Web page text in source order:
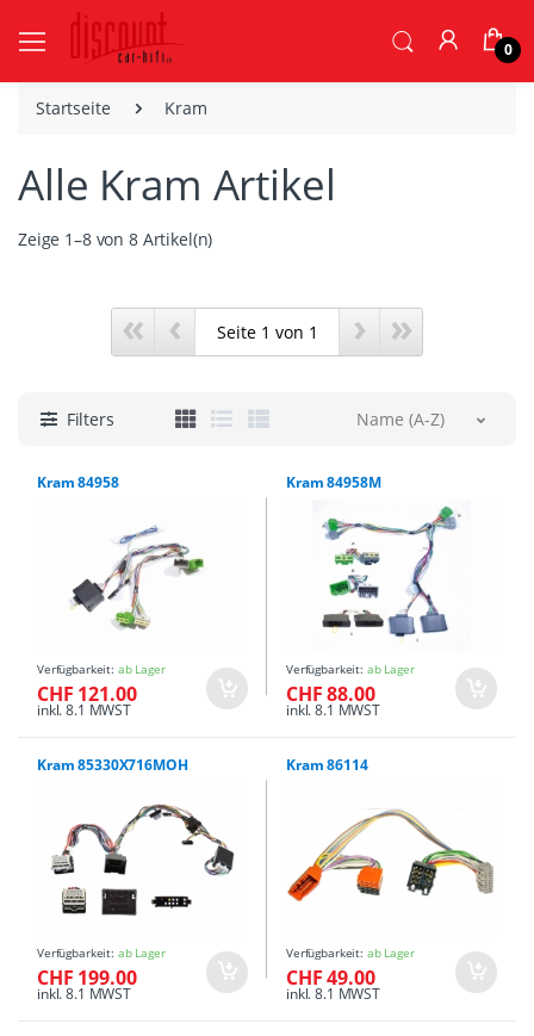
0
Startseite Kram
Alle Kram Artikel
Zeige 1–8 von 8 Artikel(n)
« ‹ › »
Filters Name (A-Z)
Kram 84958
Verfügbarkeit: ab Lager
CHF 121.00
inkl. 8.1 MWST
Kram 84958M
Verfügbarkeit: ab Lager
CHF 88.00
inkl. 8.1 MWST
Kram 85330X716MOH
Verfügbarkeit: ab Lager
CHF 199.00
inkl. 8.1 MWST
Kram 86114
Verfügbarkeit: ab Lager
CHF 49.00
inkl. 8.1 MWST